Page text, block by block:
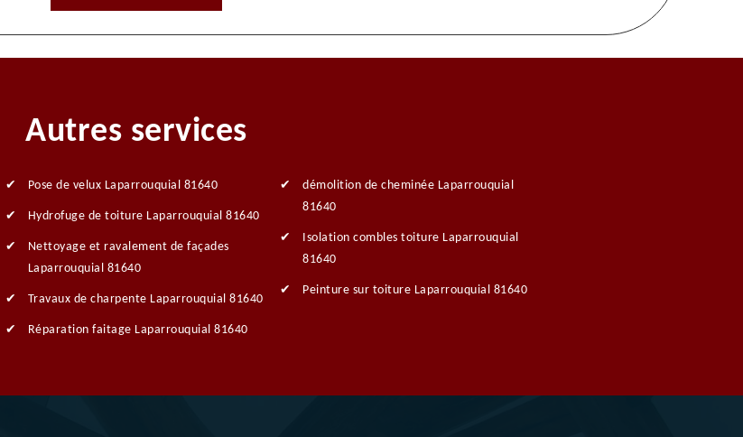
Autres services
Pose de velux Laparrouquial 81640
Hydrofuge de toiture Laparrouquial 81640
Nettoyage et ravalement de façades
Laparrouquial 81640
Travaux de charpente Laparrouquial 81640
Réparation faitage Laparrouquial 81640
démolition de cheminée Laparrouquial
81640
Isolation combles toiture Laparrouquial
81640
Peinture sur toiture Laparrouquial 81640